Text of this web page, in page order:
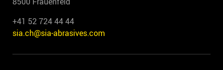
+41 52 724 44 44
sia.ch@sia-abrasives.com